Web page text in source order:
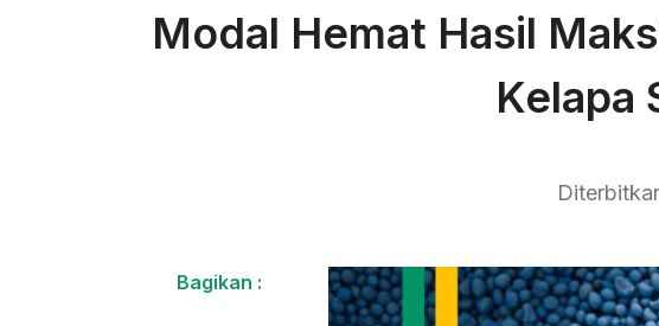
Modal Hemat Hasil
Kelapa
Bagikan :